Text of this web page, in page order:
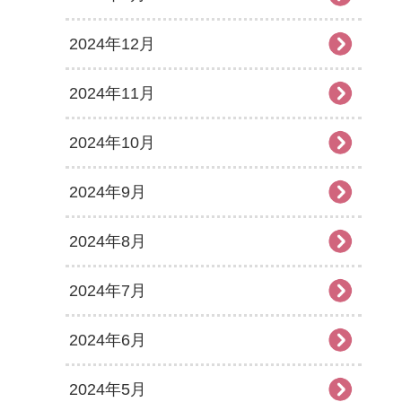
2024年12月
2024年11月
2024年10月
2024年9月
2024年8月
2024年7月
2024年6月
2024年5月